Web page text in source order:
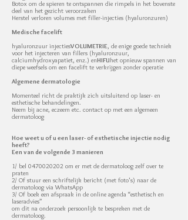
Botox om de spieren te ontspannen die rimpels in het bovenste
deel van het gezicht veroorzaken
Herstel verloren volumes met filler-injecties (hyaluronzuren)
Medische facelift
hyaluronzuur injectiesVOLUMETRIE, de enige goede techniek
voor het injecteren van fillers (hyaluronzuur,
calciumhydroxyapatiet, enz.) enHIFUhet opnieuw spannen van
diepe weefsels om een facelift te verkrijgen zonder operatie
Algemene dermatologie
Momenteel richt de praktijk zich uitsluitend op laser- en
esthetische behandelingen.
Neem bij acne, eczeem etc. contact op met een algemeen
dermatoloog
Hoe weet u of u een laser- of esthetische injectie nodig
heeft?
Een van de volgende 3 manieren
1/ bel 0470020202 om er met de dermatoloog zelf over te
praten
2/ Of stuur een schriftelijk bericht (met foto's) naar de
dermatoloog via WhatsApp
3/ Of boek een afspraak in de online agenda “esthetisch en
laseradvies”
om dit na onderzoek persoonlijk te bespreken met de
dermatoloog.